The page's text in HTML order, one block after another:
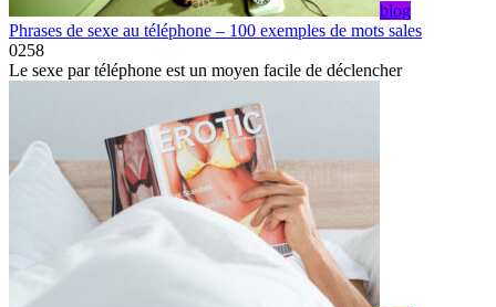
blog
Phrases de sexe au téléphone – 100 exemples de mots sales
0258
Le sexe par téléphone est un moyen facile de déclencher